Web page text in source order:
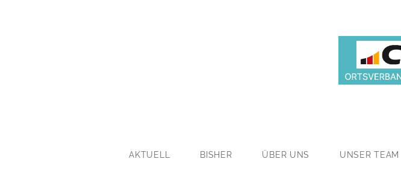
AKTUELL BISHER ÜBER UNS UNSER TEAM